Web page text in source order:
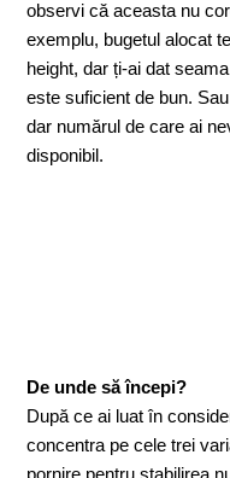
observi că aceasta nu
exemplu, bugetul alocat
height, dar ți-ai dat
este suficient de bun.
dar numărul de care ai
disponibil.
De unde să începi?
După ce ai luat în
concentra pe cele trei